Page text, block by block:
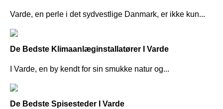
Varde, en perle i det sydvestlige Danmark, er ikke kun...
De Bedste Klimaanlæginstallatører I Varde
I Varde, en by kendt for sin smukke natur og...
De Bedste Spisesteder I Varde